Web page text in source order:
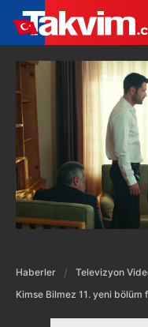
Haberler
Televizyon
Kimse Bilmez 11. yeni bölüm